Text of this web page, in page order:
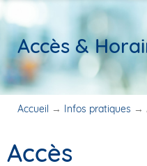
Accès &
Accueil → Infos pratiques →
Accès